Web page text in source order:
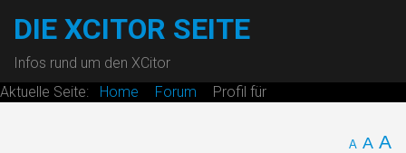
DIE XCITOR SEITE
Infos rund um den XCitor
Aktuelle Seite:
Home Forum Profil für
A A A